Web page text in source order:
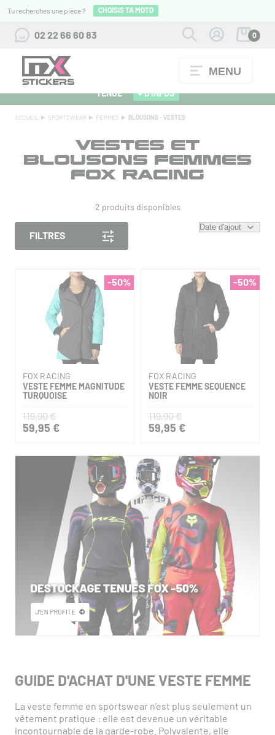
Tu recherches une pièce ? CHOISIS TA MOTO
02 22 66 60 83 0
MENU
ALPINESTARS 27 : FLOCAGE OFFERT POUR L'ACHAT D'UNE
TENUE
+ D'INFOS
ACCUEIL SPORTSWEAR FEMMES BLOUSONS - VESTES
VESTES ET
BLOUSONS FEMMES
FOX RACING
FILTRES
2 produits disponibles
-50%
FOX RACING
VESTE FEMME MAGNITUDE
TURQUOISE
119,90 €
59,95 €
-50%
FOX RACING
VESTE FEMME SEQUENCE
NOIR
119,90 €
59,95 €
GUIDE D'ACHAT D'UNE VESTE FEMME
La veste femme en sportswear n’est plus seulement un
vêtement pratique : elle est devenue un véritable
incontournable de la garde-robe. Polyvalente, elle